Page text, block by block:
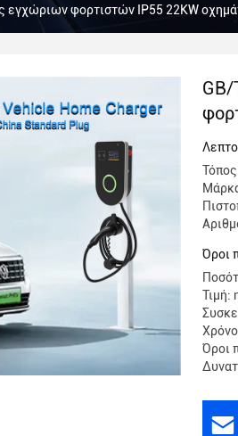
εγχώριων φορτιστών IP55 22KW
GB/
Όροι
Τιμή:
Όροι